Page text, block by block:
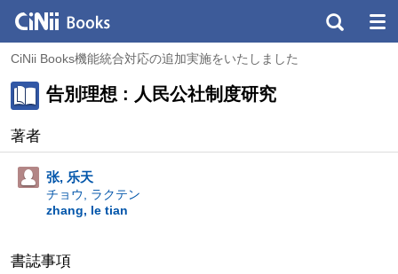
CiNii Books機能統合対応の追加実施をいたしました
告別理想 : 人民公社制度研究
著者
张, 乐天
チョウ, ラクテン
zhang, le tian
書誌事項